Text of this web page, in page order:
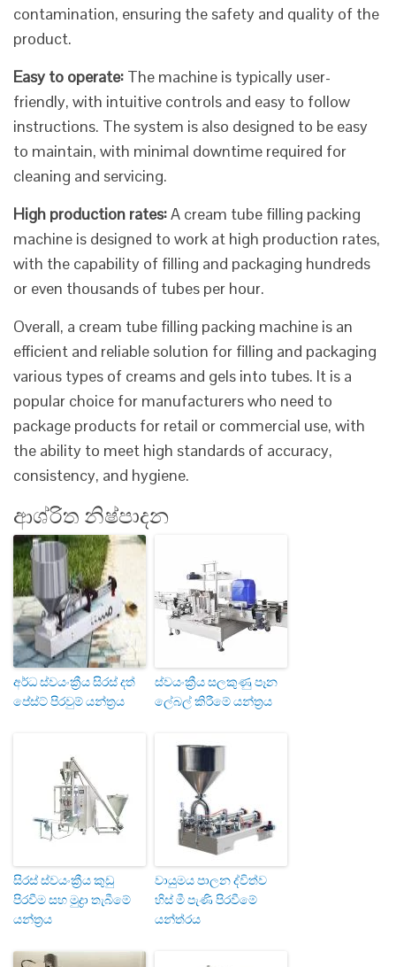
contamination, ensuring the safety and quality of the
product.
Easy to operate: The machine is typically user-
friendly, with intuitive controls and easy to follow
instructions. The system is also designed to be easy
to maintain, with minimal downtime required for
cleaning and servicing.
High production rates:A cream tube filling packing
machine is designed to work at high production rates,
with the capability of filling and packaging hundreds
or even thousands of tubes per hour.
Overall, a cream tube filling packing machine is an
efficient and reliable solution for filling and packaging
various types of creams and gels into tubes. It is a
popular choice for manufacturers who need to
package products for retail or commercial use, with
the ability to meet high standards of accuracy,
consistency, and hygiene.
ආශ්රිත නිෂ්පාදන
අර්ධ ස්වයංක්‍රීය සිරස් දත්
පේස්ට් පිරවුම් යන්ත්‍රය
ස්වයංක්‍රීය සලකුණු පෑන
ලේබල් කිරීමේ යන්ත්‍රය
සිරස් ස්වයංක්‍රීය කුඩු
පිරවීම සහ මුද්‍රා තැබීමේ
යන්ත්‍රය
වායුමය පාලන ද්විත්ව
හිස් මී පැණි පිරවීමේ
යන්ත්රය